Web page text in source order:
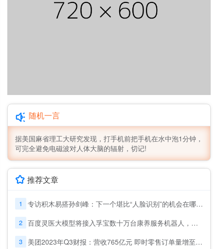
随机一言
据美国麻省理工大研究发现，打手机前把手机在水中泡1分钟，
可完全避免电磁波对人体大脑的辐射，切记!
推荐文章
1 专访积木易搭孙剑峰：下一个堪比“人脸识别”的机会在哪里？
2 百度灵医大模型将接入孚宝数十万台康养服务机器人，助力适老化改革
3 美团2023年Q3财报：营收765亿元 即时零售订单量增至62亿笔